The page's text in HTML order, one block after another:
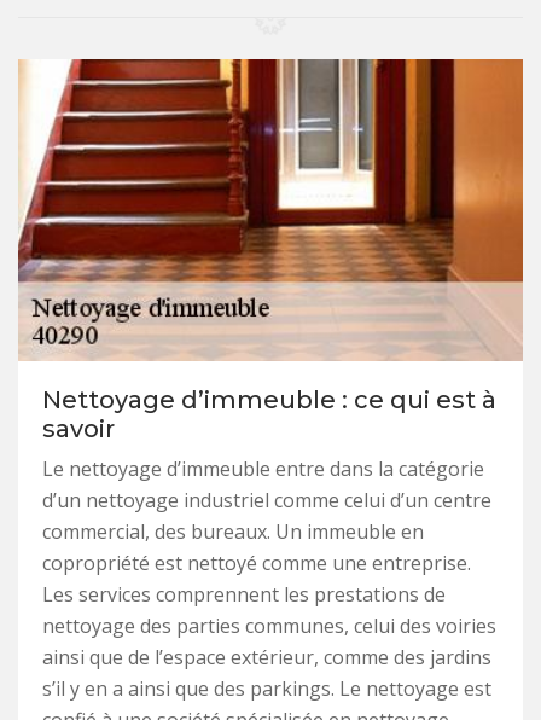
Nettoyage d’immeuble : ce qui est à
savoir
Le nettoyage d’immeuble entre dans la catégorie
d’un nettoyage industriel comme celui d’un centre
commercial, des bureaux. Un immeuble en
copropriété est nettoyé comme une entreprise.
Les services comprennent les prestations de
nettoyage des parties communes, celui des voiries
ainsi que de l’espace extérieur, comme des jardins
s’il y en a ainsi que des parkings. Le nettoyage est